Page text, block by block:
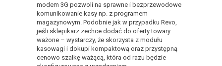
modem 3G pozwoli na sprawne i bezprzewodowe
komunikowanie kasy np. z programem
magazynowym. Podobnie jak w przypadku Revo,
jeśli sklepikarz zechce dodać do oferty towary
ważone – wystarczy, że skorzysta z modułu
kasowagi i dokupi kompaktową oraz przystępną
cenowo szalkę ważącą, która od razu będzie